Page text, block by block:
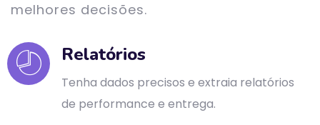
melhores decisões.
Relatórios
Tenha dados precisos e extraia relatórios
de performance e entrega.